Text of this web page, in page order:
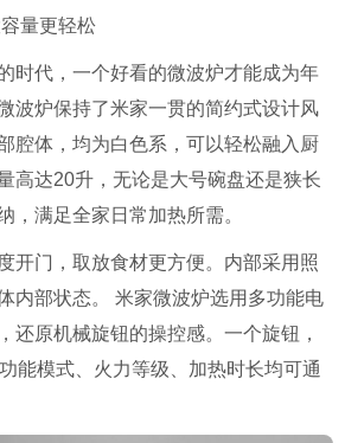
量更轻松
时代，一个好看的微波炉才能成为年
波炉保持了米家一贯的简约式设计风
腔体，均为白色系，可以轻松融入厨
高达20升，无论是大号碗盘还是狭长
，满足全家日常加热所需。
开门，取放食材更方便。内部采用照
内部状态。
米家微波炉选用多功能电
还原机械旋钮的操控感。一个旋钮，
能模式、火力等级、加热时长均可通